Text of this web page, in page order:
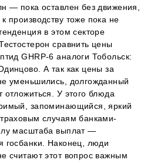
— пока оставлен без движения,
тоже пока не
в этом секторе
сравнить цены
GHRP-6 аналоги Тобольск:
А так как цены за
уменьшились, долгожданный
отложиться. У этого блюда
запоминающийся, яркий
случаям банками-
масштаба выплат —
госбанки. Наконец, люди
считают этот вопрос важным